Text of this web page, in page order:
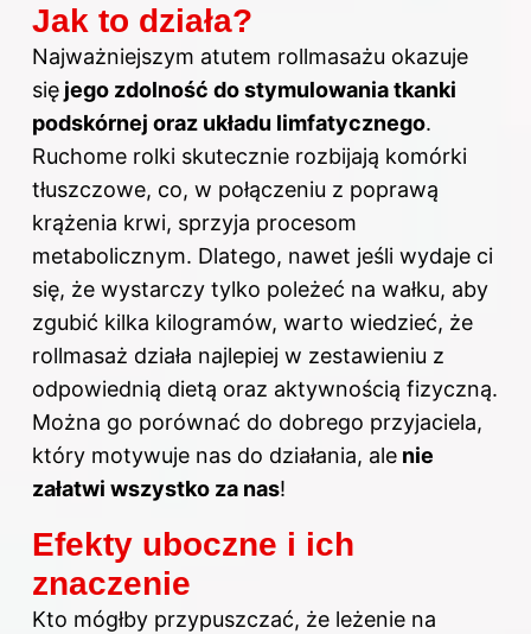
Jak to działa?
Najważniejszym atutem rollmasażu okazuje
się jego zdolność do stymulowania tkanki
podskórnej oraz układu limfatycznego.
Ruchome rolki skutecznie rozbijają komórki
tłuszczowe, co, w połączeniu z poprawą
krążenia krwi, sprzyja procesom
metabolicznym. Dlatego, nawet jeśli wydaje ci
się, że wystarczy tylko poleżeć na wałku, aby
zgubić kilka kilogramów, warto wiedzieć, że
rollmasaż działa najlepiej w zestawieniu z
odpowiednią dietą oraz aktywnością fizyczną.
Można go porównać do dobrego przyjaciela,
który motywuje nas do działania, ale nie
załatwi wszystko za nas!
Efekty uboczne i ich
znaczenie
Kto mógłby przypuszczać, że leżenie na